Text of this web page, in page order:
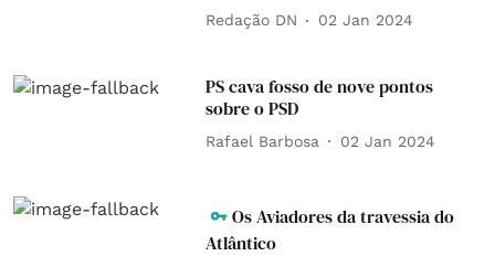
Redação DN 02 Jan 2024
PS cava fosso de nove pontos
sobre o PSD
Rafael Barbosa 02 Jan 2024
Os Aviadores da travessia do
Atlântico